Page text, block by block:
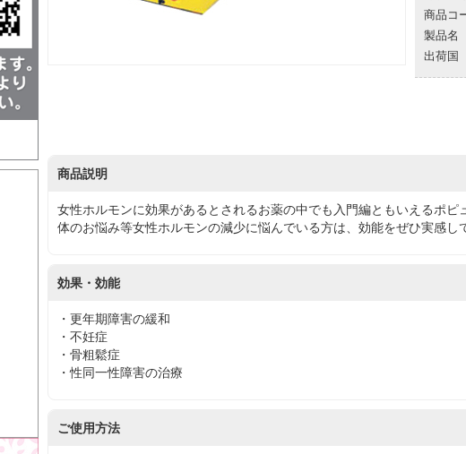
商品コ
製品名
出荷国
商品説明
女性ホルモンに効果があるとされるお薬の中でも入門編ともいえるポ
体のお悩み等女性ホルモンの減少に悩んでいる方は、効能をぜひ実感し
効果・効能
・更年期障害の緩和
・不妊症
・骨粗鬆症
・性同一性障害の治療
ご使用方法